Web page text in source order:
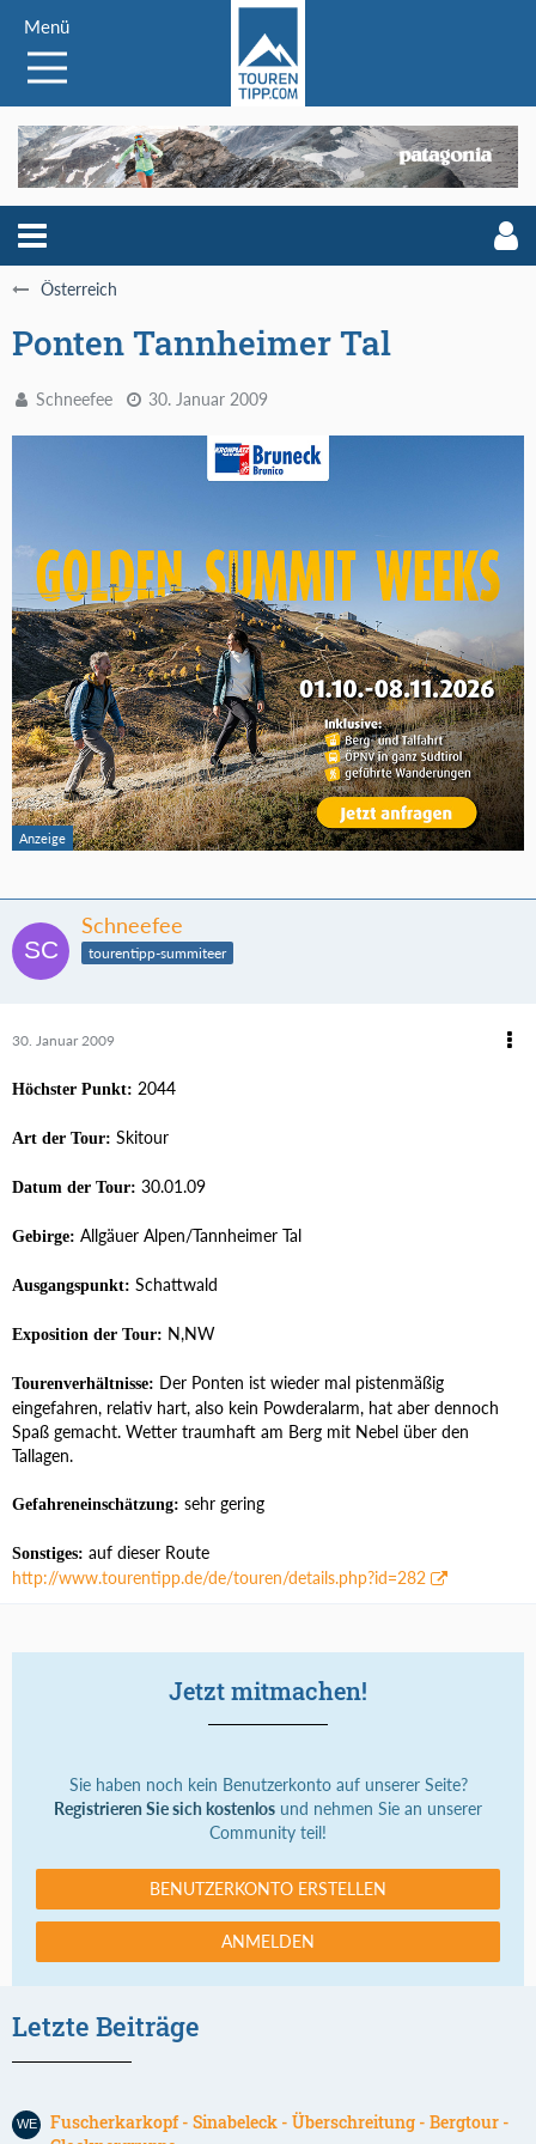
Menü
Österreich
Ponten Tannheimer Tal
Schneefee 30. Januar 2009
Schneefee
tourentipp-summiteer
30. Januar 2009
Höchster Punkt: 2044
Art der Tour: Skitour
Datum der Tour: 30.01.09
Gebirge: Allgäuer Alpen/Tannheimer Tal
Ausgangspunkt: Schattwald
Exposition der Tour: N,NW
Tourenverhältnisse: Der Ponten ist wieder mal pistenmäßig
eingefahren, relativ hart, also kein Powderalarm, hat aber dennoch
Spaß gemacht. Wetter traumhaft am Berg mit Nebel über den
Tallagen.
Gefahreneinschätzung: sehr gering
Sonstiges: auf dieser Route
http://www.tourentipp.de/de/touren/details.php?id=282
Jetzt mitmachen!
Sie haben noch kein Benutzerkonto auf unserer Seite?
Registrieren Sie sich kostenlos und nehmen Sie an unserer
Community teil!
BENUTZERKONTO ERSTELLEN
ANMELDEN
Letzte Beiträge
Fuscherkarkopf - Sinabeleck - Überschreitung - Bergtour -